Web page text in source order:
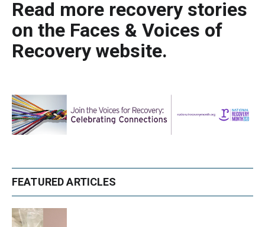
Read more recovery stories
on the Faces & Voices of
Recovery website.
FEATURED ARTICLES